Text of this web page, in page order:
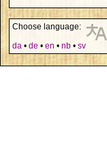
Choose language:
da • de • en • nb • sv